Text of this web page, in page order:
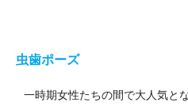
虫歯ポーズ
一時期女性たちの間で大人気と